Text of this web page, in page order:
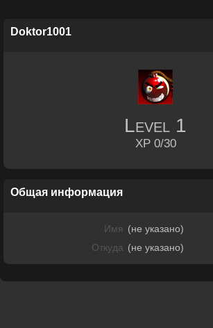
Doktor1001
Level 1
XP 0/30
Общая информация
Имя (не указано)
Откуда (не указано)